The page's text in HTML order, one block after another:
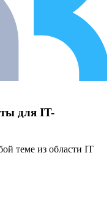
для IT-
теме из области IT